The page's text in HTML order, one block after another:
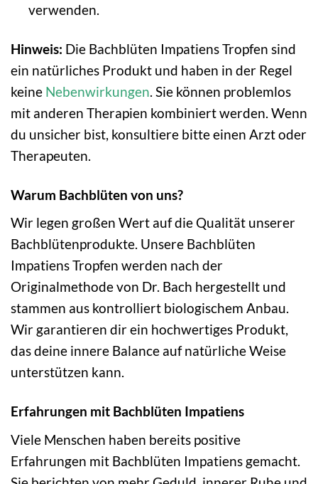
verwenden.
Hinweis: Die Bachblüten Impatiens Tropfen sind
ein natürliches Produkt und haben in der Regel
keine Nebenwirkungen. Sie können problemlos
mit anderen Therapien kombiniert werden. Wenn
du unsicher bist, konsultiere bitte einen Arzt oder
Therapeuten.
Warum Bachblüten von uns?
Wir legen großen Wert auf die Qualität unserer
Bachblütenprodukte. Unsere Bachblüten
Impatiens Tropfen werden nach der
Originalmethode von Dr. Bach hergestellt und
stammen aus kontrolliert biologischem Anbau.
Wir garantieren dir ein hochwertiges Produkt,
das deine innere Balance auf natürliche Weise
unterstützen kann.
Erfahrungen mit Bachblüten Impatiens
Viele Menschen haben bereits positive
Erfahrungen mit Bachblüten Impatiens gemacht.